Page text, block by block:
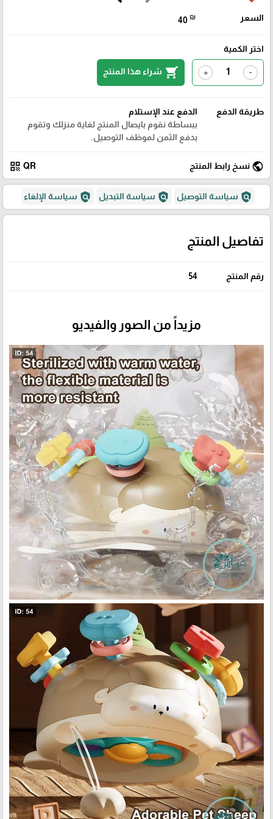
السعر 40 ₪
اختر الكمية
-
+
shopping_cart شراء هذا المنتج
طريقة الدفع
الدفع عند الإستلام
ببساطة نقوم بايصال المنتج لغاية منزلك وتقوم
بدفع الثمن لموظف التوصيل.
public نسخ رابط المنتج QR
qr_code
policy سياسة التوصيل policy سياسة التبديل policy سياسة الإلغاء
تفاصيل المنتج
رقم المنتج 54
مزيداً من الصور والفيديو